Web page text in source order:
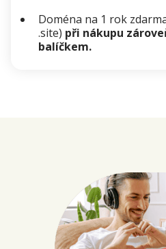
Doména na 1 rok
.site) při nákupu
balíčkem.